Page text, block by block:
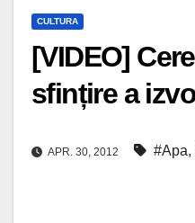
CULTURA
[VIDEO]
sfințire a
APR. 30, 2012 #Apa,